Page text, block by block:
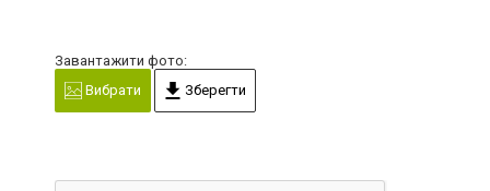
Завантажити фото:
Вибрати
Зберегти